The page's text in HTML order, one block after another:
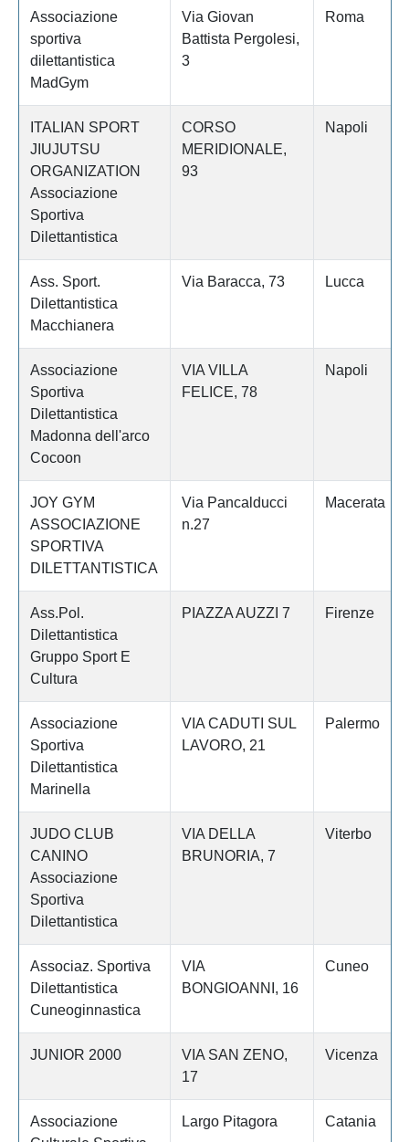
Associazione
sportiva
dilettantistica
MadGym
Via Giovan
Battista Pergolesi,
3
Roma
ITALIAN SPORT
JIUJUTSU
ORGANIZATION
Associazione
Sportiva
Dilettantistica
CORSO
MERIDIONALE,
93
Napoli
Ass. Sport.
Dilettantistica
Macchianera
Via Baracca, 73 Lucca
Associazione
Sportiva
Dilettantistica
Madonna dell'arco
Cocoon
VIA VILLA
FELICE, 78
Napoli
JOY GYM
ASSOCIAZIONE
SPORTIVA
DILETTANTISTICA
Via Pancalducci
n.27
Macerata
Ass.Pol.
Dilettantistica
Gruppo Sport E
Cultura
PIAZZA AUZZI 7 Firenze
Associazione
Sportiva
Dilettantistica
Marinella
VIA CADUTI SUL
LAVORO, 21
Palermo
JUDO CLUB
CANINO
Associazione
Sportiva
Dilettantistica
VIA DELLA
BRUNORIA, 7
Viterbo
Associaz. Sportiva
Dilettantistica
Cuneoginnastica
VIA
BONGIOANNI, 16
Cuneo
JUNIOR 2000
VIA SAN ZENO,
17
Vicenza
Associazione
Largo Pitagora Catania